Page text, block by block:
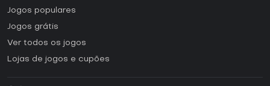
Jogos populares
Jogos grátis
Ver todos os jogos
Lojas de jogos e cupões